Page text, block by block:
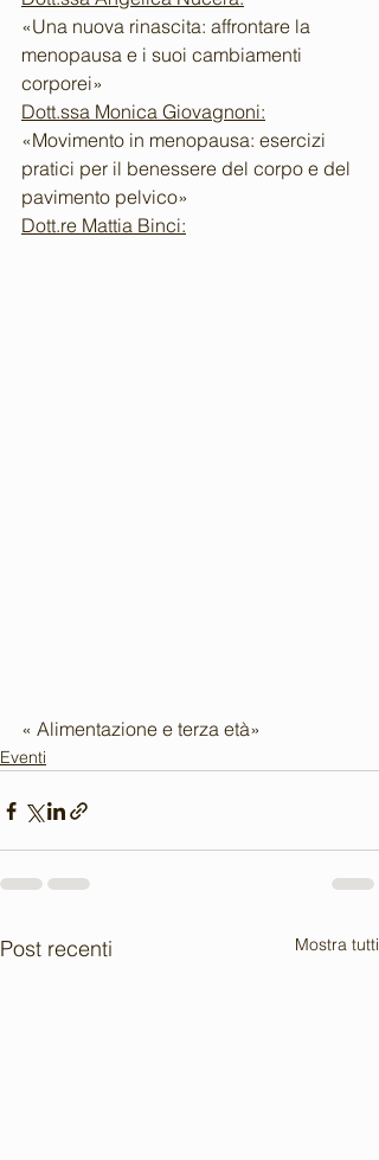
«Una nuova rinascita: affrontare la
menopausa e i suoi cambiamenti
corporei»
Dott.ssa Monica Giovagnoni:
«Movimento in menopausa: esercizi
pratici per il benessere del corpo e del
pavimento pelvico»
Dott.re Mattia Binci:
« Alimentazione e terza età»
Eventi
Post recenti Mostra tutti